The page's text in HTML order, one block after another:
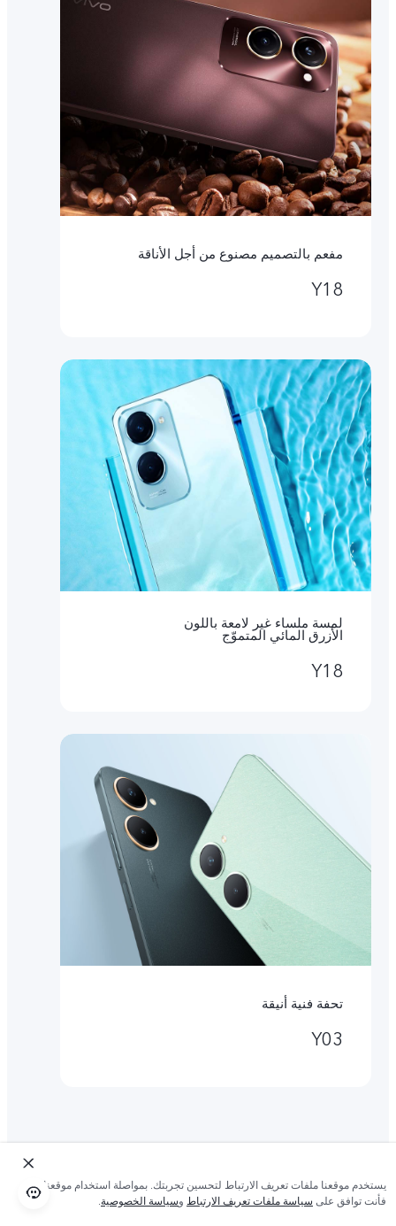
مفعم بالتصميم مصنوع من أجل الأناقة
Y18
لمسة ملساء غير لامعة باللون
الأزرق المائي المتموّج
Y18
تحفة فنية أنيقة
Y03
يستخدم موقعنا ملفات تعريف الارتباط لتحسين تجربتك. بمواصلة استخدام موقعنا؛
فأنت توافق على سياسة ملفات تعريف الارتباط وسياسة الخصوصية.